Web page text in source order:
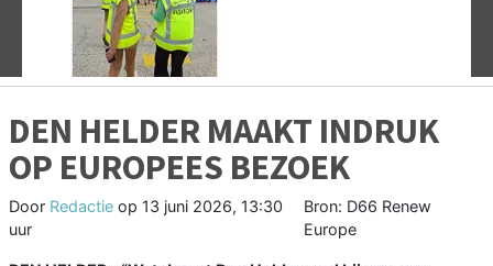
DEN HELDER MAAKT INDRUK
OP EUROPEES BEZOEK
Door Redactie op 13 juni 2026, 13:30
uur
Bron: D66 Renew
Europe